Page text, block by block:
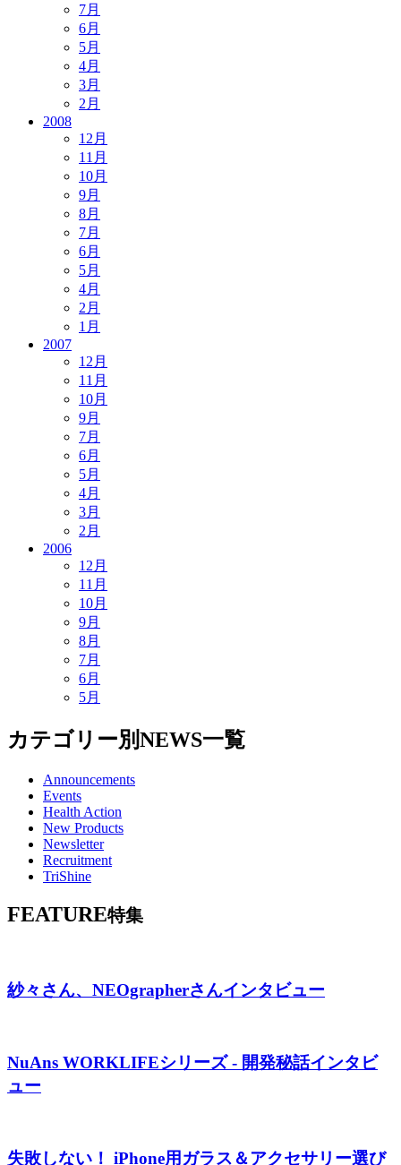
7月
6月
5月
4月
3月
2月
2008
12月
11月
10月
9月
8月
7月
6月
5月
4月
2月
1月
2007
12月
11月
10月
9月
7月
6月
5月
4月
3月
2月
2006
12月
11月
10月
9月
8月
7月
6月
5月
カテゴリー別NEWS一覧
Announcements
Events
Health Action
New Products
Newsletter
Recruitment
TriShine
FEATURE特集
紗々さん、NEOgrapherさんインタビュー
NuAns WORKLIFEシリーズ - 開発秘話インタビ
ュー
失敗しない！ iPhone用ガラス＆アクセサリー選び